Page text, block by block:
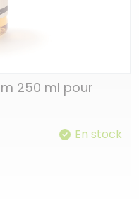
250 ml pour
En stock